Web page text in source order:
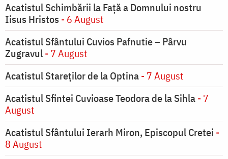
Acatistul Schimbării la Faţă a Domnului nostru
Iisus Hristos - 6 August
Acatistul Sfântului Cuvios Pafnutie – Pârvu
Zugravul- 7 August
Acatistul Stareţilor de la Optina- 7 August
Acatistul Sfintei Cuvioase Teodora de la Sihla- 7
August
Acatistul Sfântului Ierarh Miron, Episcopul Cretei -
8 August